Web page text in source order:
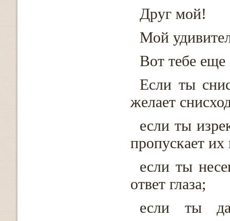
Друг мой!
Мой
Вот тебе еще
Если ты
желает
если ты
пропускает
если ты
ответ глаза;
если ты